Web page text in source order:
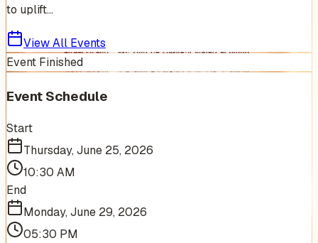
to uplift...
View All Events
Event Finished
Event Schedule
Start
Thursday, June 25, 2026
10:30 AM
End
Monday, June 29, 2026
05:30 PM